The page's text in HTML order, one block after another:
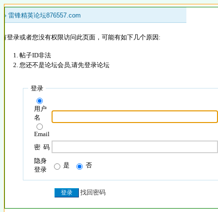
» 雷锋精英论坛876557.com
登录或者您没有权限访问此页面，可能有如下几个原因:
帖子ID非法
您还不是论坛会员,请先登录论坛
登录
用户
名
Email
密 码
隐身
登录
是 否
找回密码